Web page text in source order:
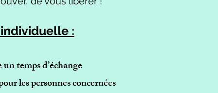
individuelle :
temps d’échange
les personnes concernées